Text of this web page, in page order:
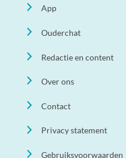
App
Ouderchat
Redactie en content
Over ons
Contact
Privacy statement
Gebruiksvoorwaarden